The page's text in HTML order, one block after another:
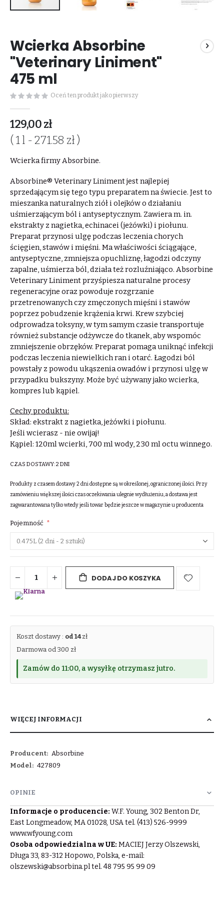
początek
galerii
Wcierka Absorbine
"Veterinary Liniment"
475 ml
Oceń ten produkt jako pierwszy
129,00 zł
( 1 l - 271.58 zł )
Wcierka firmy Absorbine.
Absorbine® Veterinary Liniment jest najlepiej
sprzedającym się tego typu preparatem na świecie. Jest to
mieszanka naturalnych ziół i olejków o działaniu
uśmierzającym ból i antyseptycznym. Zawiera m. in.
ekstrakty z nagietka, echinacei (jeżówki) i piołunu.
Preparat przynosi ulgę podczas leczenia chorych
ścięgien, stawów i mięśni. Ma właściwości ściągające,
antyseptyczne, zmniejsza opuchliznę, łagodzi odczyny
zapalne, uśmierza ból, działa też rozluźniająco. Absorbine
Veterinary Liniment przyśpiesza naturalne procesy
regeneracyjne oraz powoduje rozgrzanie
przetrenowanych czy zmęczonych mięśni i stawów
poprzez pobudzenie krążenia krwi. Krew szybciej
odprowadza toksyny, w tym samym czasie transportuje
również substancje odżywcze do tkanek, aby wspomóc
zmniejszenie obrzęków. Preparat pomaga uniknąć infekcji
podczas leczenia niewielkich ran i otarć. Łagodzi ból
powstały z powodu ukąszenia owadów i przynosi ulgę w
przypadku bukszyny. Może być używany jako wcierka,
kompres lub kąpiel.
Cechy produktu:
Skład: ekstrakt z nagietka, jeżówki i piołunu.
Jeśli wcierasz - nie owijaj!
Kąpiel: 120ml wcierki, 700 ml wody, 230 ml octu winnego.
CZAS DOSTAWY:2 DNI
Produkty z czasem dostawy 2 dni dostępne są w określonej, ograniczonej ilości. Przy
zamówieniu większej ilości czas oczekiwania ulegnie wydłużeniu, a dostawa jest
zagwarantowana tylko wtedy jeśli towar będzie jeszcze w magazynie u producenta
Pojemność
DODAJ DO KOSZYKA
Koszt dostawy : od 14zł
Darmowa od 300 zł
Zamów do 11:00, a wysyłkę otrzymasz jutro.
WIĘCEJ INFORMACJI
Więcej
informacji
Absorbine
427809
OPINIE
Informacje o producencie: W.F. Young, 302 Benton Dr,
East Longmeadow, MA 01028, USA tel. (413) 526-9999
www.wfyoung.com
Osoba odpowiedzialna w UE: MACIEJ Jerzy Olszewski,
Długa 33, 83-312 Hopowo, Polska, e-mail:
olszewski@absorbina.pltel. 48 795 95 99 09